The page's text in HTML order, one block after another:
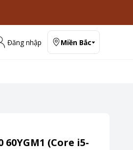
Đăng nhập Miền Bắc
(Core i5-